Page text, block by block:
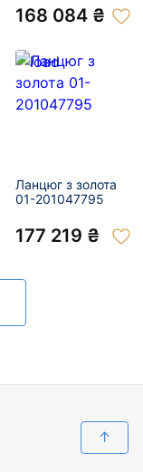
168 084 ₴
Ланцюг з золота
01-201047795
177 219 ₴
↑